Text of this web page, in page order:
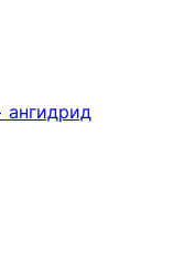
ангидрид